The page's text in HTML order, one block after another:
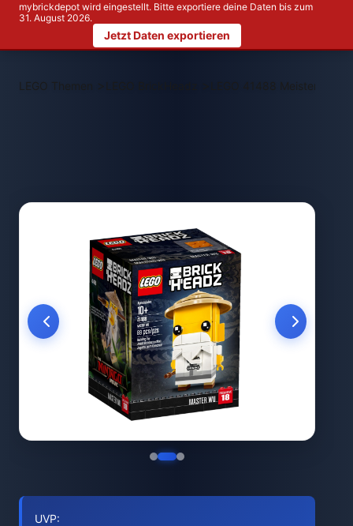
mybrickdepot wird eingestellt. Bitte exportiere deine Daten bis zum
31. August 2026.
Jetzt Daten exportieren
LEGO Themen > LEGO 41488 Meister Wu
UVP: